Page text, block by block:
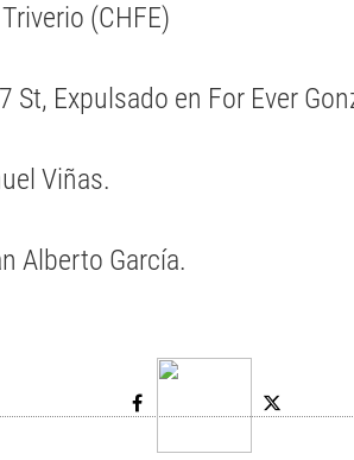
(CHFE)
St, Expulsado en For Ever
Viñas.
Alberto García.